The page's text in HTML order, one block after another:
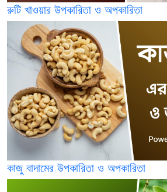
রুটি খাওয়ার উপকারিতা ও অপকারিতা
কাজু বাদামের উপকারিতা ও অপকারিতা